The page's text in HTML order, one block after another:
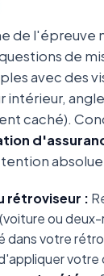
de l'épreuve
de
avec des
intérieur,
caché).
absolue
rétroviseur :
ou
dans votre
votre